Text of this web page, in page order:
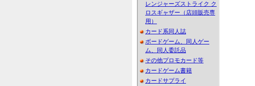
レンジャーズストライク ク
ロスギャザー（店頭販売専
用）
カード系同人誌
ボードゲーム、同人ゲー
ム、同人委託品
その他プロモカード等
カードゲーム書籍
カードサプライ